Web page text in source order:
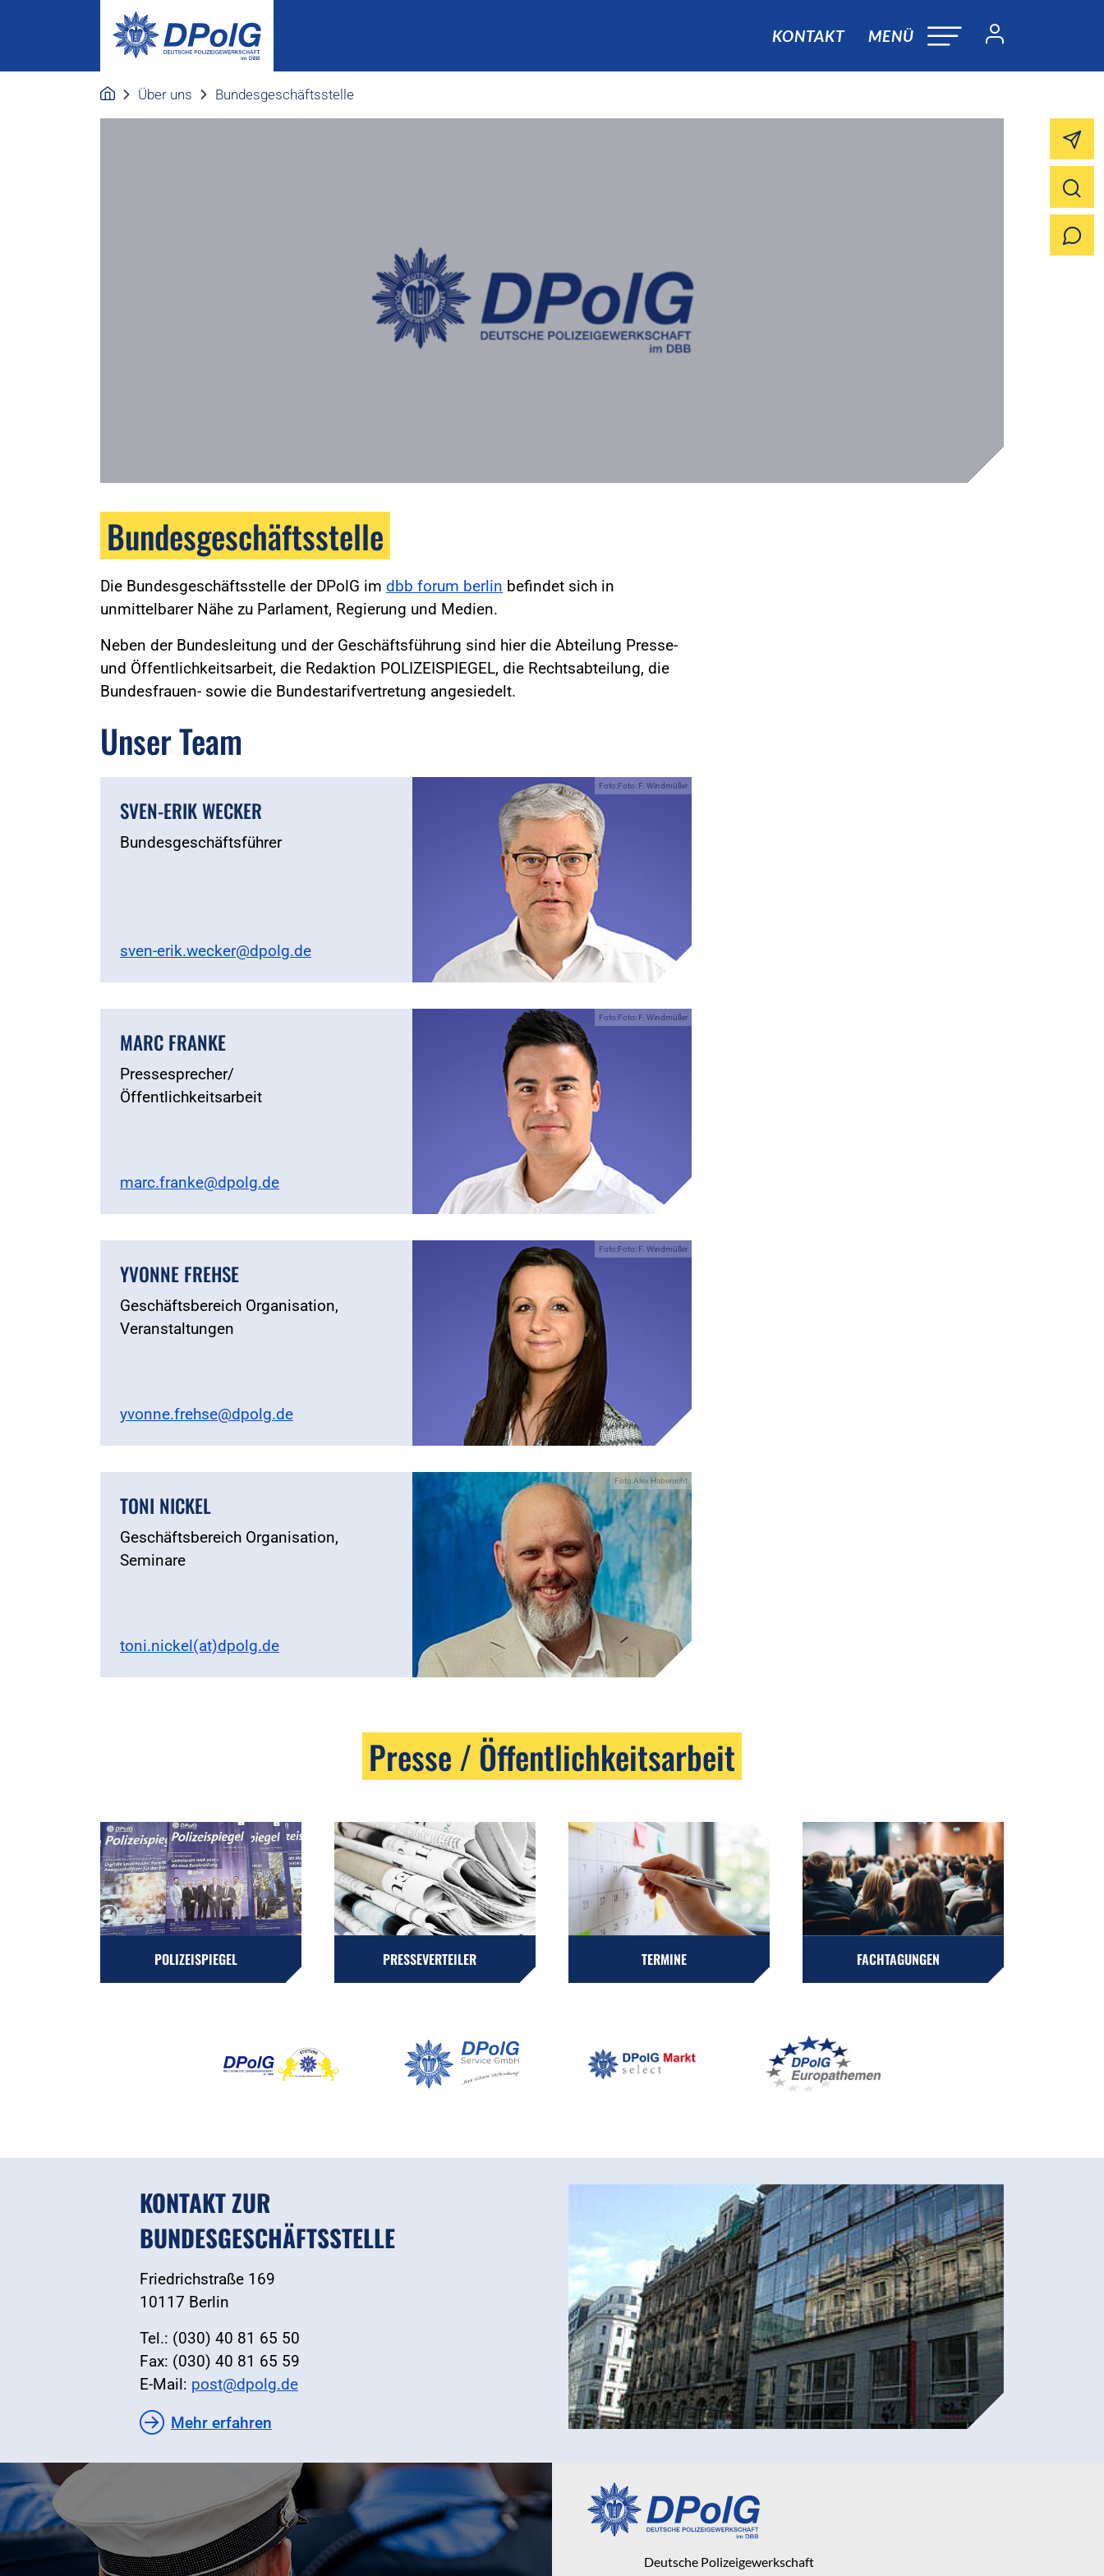
KONTAKT MENÜ
Über uns Bundesgeschäftsstelle
Bundesgeschäftsstelle
Die Bundesgeschäftsstelle der DPolG im dbb forum berlin befindet sich in
unmittelbarer Nähe zu Parlament, Regierung und Medien.
Neben der Bundesleitung und der Geschäftsführung sind hier die Abteilung Presse-
und Öffentlichkeitsarbeit, die Redaktion POLIZEISPIEGEL, die Rechtsabteilung, die
Bundesfrauen- sowie die Bundestarifvertretung angesiedelt.
Unser Team
SVEN-ERIK WECKER
Bundesgeschäftsführer
sven-erik.wecker@dpolg.de
Foto:Foto: F. Windmüller
MARC FRANKE
Pressesprecher/
Öffentlichkeitsarbeit
marc.franke@dpolg.de
Foto:Foto: F. Windmüller
YVONNE FREHSE
Geschäftsbereich Organisation,
Veranstaltungen
yvonne.frehse@dpolg.de
Foto:Foto: F. Windmüller
TONI NICKEL
Geschäftsbereich Organisation,
Seminare
toni.nickel(at)dpolg.de
Foto:Alex Habenicht
Presse / Öffentlichkeitsarbeit
POLIZEISPIEGEL PRESSEVERTEILER TERMINE FACHTAGUNGEN
KONTAKT ZUR
BUNDESGESCHÄFTSSTELLE
Friedrichstraße 169
10117 Berlin
Tel.: (030) 40 81 65 50
Fax: (030) 40 81 65 59
E-Mail: post@dpolg.de
Mehr erfahren
Deutsche Polizeigewerkschaft